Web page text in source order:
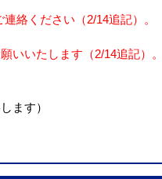
絡ください（2/14追記）。
いたします（2/14追記）。
ます）